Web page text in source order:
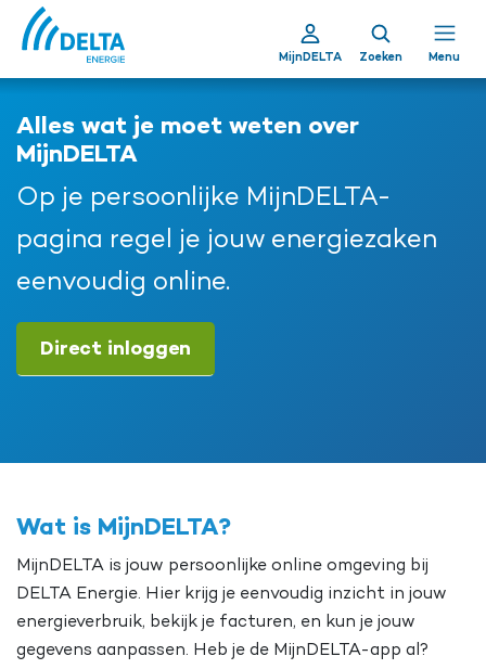
MijnDELTA Zoeken Menu
Alles wat je moet weten over
MijnDELTA
Op je persoonlijke MijnDELTA-
pagina regel je jouw energiezaken
eenvoudig online.
Direct inloggen
Wat is MijnDELTA?
MijnDELTA is jouw persoonlijke online omgeving bij
DELTA Energie. Hier krijg je eenvoudig inzicht in jouw
energieverbruik, bekijk je facturen, en kun je jouw
gegevens aanpassen. Heb je de MijnDELTA-app al?